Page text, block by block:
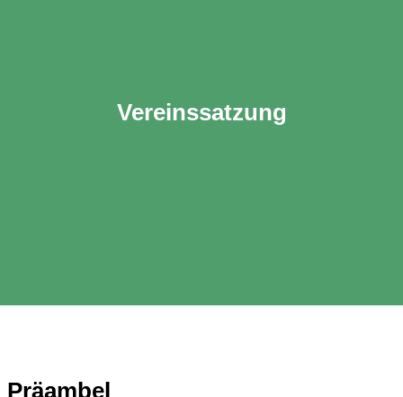
Ver­eins­sat­zung
Prä­am­bel